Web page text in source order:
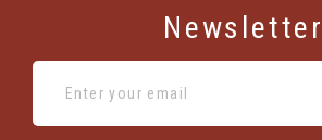
Newsletter